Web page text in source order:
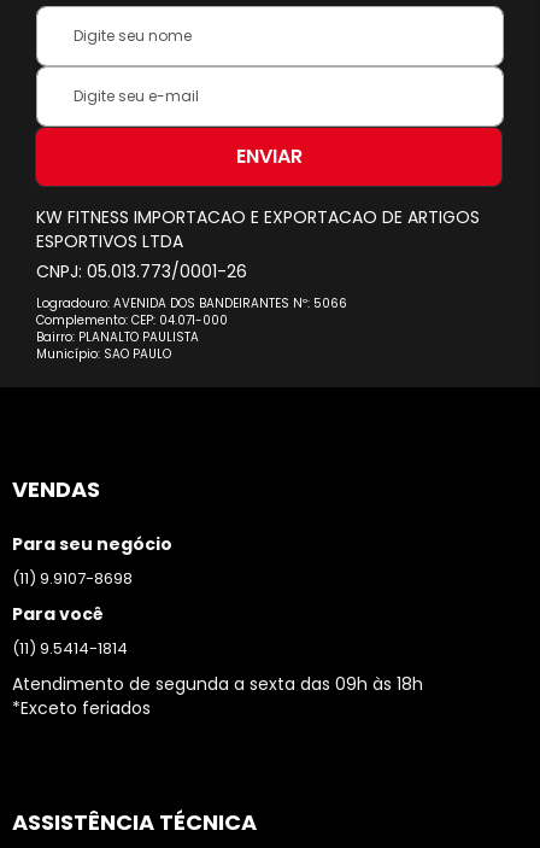
Your
Name:
Inscreva-
na
Newsletter:
ENVIAR
KW FITNESS IMPORTACAO E EXPORTACAO DE ARTIGOS
ESPORTIVOS LTDA
CNPJ: 05.013.773/0001-26
Logradouro: AVENIDA DOS BANDEIRANTES Nº: 5066
Complemento: CEP: 04.071-000
Bairro: PLANALTO PAULISTA
Município: SAO PAULO
VENDAS
Para seu negócio
(11) 9.9107-8698
Para você
(11) 9.5414-1814
Atendimento de segunda a sexta das 09h às 18h
*Exceto feriados
ASSISTÊNCIA TÉCNICA